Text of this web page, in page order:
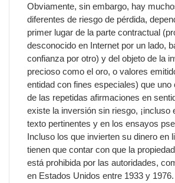
Obviamente, sin embargo, hay
diferentes de riesgo de pérdida,
primer lugar de la parte contractual
desconocido en Internet por un lado,
confianza por otro) y del objeto de la
precioso como el oro, o valores
entidad con fines especiales) que uno
de las repetidas afirmaciones en
existe la inversión sin riesgo, ¡incluso
texto pertinentes y en los ensayos
Incluso los que invierten su dinero en
tienen que contar con que la
está prohibida por las autoridades,
en Estados Unidos entre 1933 y